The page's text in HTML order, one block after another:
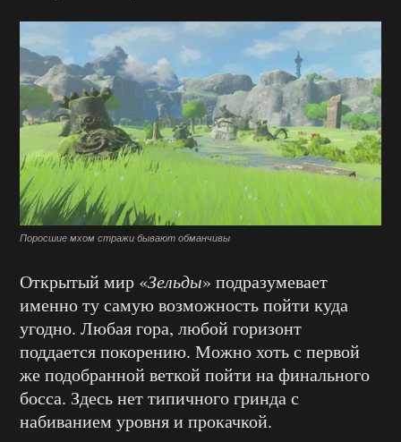
Поросшие мхом стражи бывают обманчивы
Открытый мир «Зельды» подразумевает
именно ту самую возможность пойти куда
угодно. Любая гора, любой горизонт
поддается покорению. Можно хоть с первой
же подобранной веткой пойти на финального
босса. Здесь нет типичного гринда с
набиванием уровня и прокачкой.